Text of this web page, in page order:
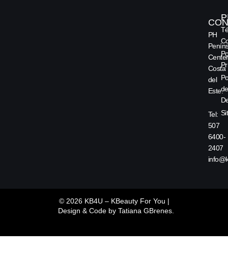
PH
Costa
del
Este.
Tel:
507
6400-
2407
de
© 2026 KB4U – KBeauty For You |
Design & Code by Tatiana GBrenes.